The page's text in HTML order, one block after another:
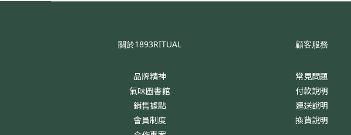
關於1893RITUAL
品牌精神
氣味圖書館
銷售據點
會員制度
顧客服務
常見問題
付款說明
運送說明
換貨說明